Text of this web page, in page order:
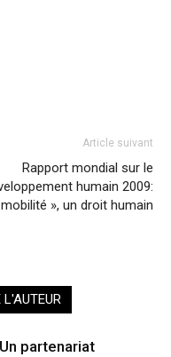
Article suivant
Rapport mondial sur le
humain 2009:
», un droit humain
L'AUTEUR
partenariat